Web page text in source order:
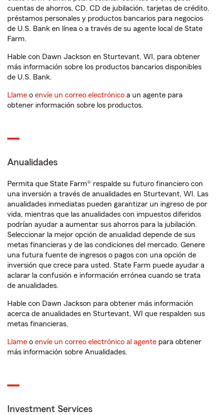
cuentas de ahorros, CD, CD de jubilación, tarjetas de crédito,
préstamos personales y productos bancarios para negocios
de U.S. Bank en línea o a través de su agente local de State
Farm.
Hable con Dawn Jackson en Sturtevant, WI, para obtener
más información sobre los productos bancarios disponibles
de U.S. Bank.
Llame o envíe un correo electrónico a un agente para
obtener información sobre los productos.
Anualidades
Permita que State Farm® respalde su futuro financiero con
una inversión a través de anualidades en Sturtevant, WI. Las
anualidades inmediatas pueden garantizar un ingreso de por
vida, mientras que las anualidades con impuestos diferidos
podrían ayudar a aumentar sus ahorros para la jubilación.
Seleccionar la mejor opción de anualidad depende de sus
metas financieras y de las condiciones del mercado. Genere
una futura fuente de ingresos o pagos con una opción de
inversión que crece para usted. State Farm puede ayudar a
aclarar la confusión e información errónea cuando se trata
de anualidades.
Hable con Dawn Jackson para obtener más información
acerca de anualidades en Sturtevant, WI que respalden sus
metas financieras.
Llame o envíe un correo electrónico al agente para obtener
más información sobre Anualidades.
Investment Services